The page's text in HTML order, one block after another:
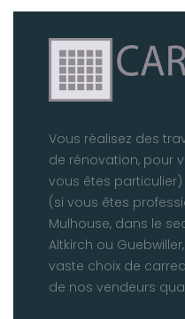
Vous réalisez des
de rénovation, pour
vous êtes
(si vous êtes
Mulhouse, dans le
Altkirch ou
vaste choix de
de nos vendeurs